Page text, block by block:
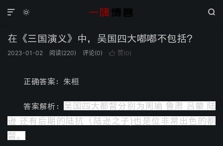
 

在《三国演义》中，吴国四大嘟嘟不包括？
2023-01-02 阅读(220) 评论(0)  赞(0)
正确答案：朱桓
答案解析： 吴国四大都督分别为 周瑜 鲁肃 吕蒙 陆
逊 还有后期的 陆抗 （陆逊之子)也是位非常出色的都
督。